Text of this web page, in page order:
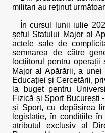
militari au reținut
În cursul lunii iulie
șeful Statului Major al
actele sale de
semnarea de către
locțiitorul pentru
Major al Apărării, a unei
Educației și Cercetării,
la buget pentru
Fizică și Sport București
și Sport, cu depășirea
legislație, în condițiile
atributul exclusiv al